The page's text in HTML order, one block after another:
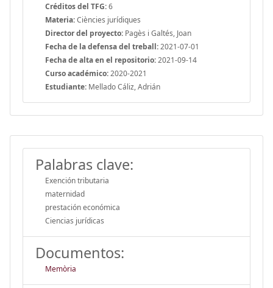
Créditos del TFG:6
Materia:Ciències jurídiques
Director del proyecto: Pagès i Galtés, Joan
Fecha de la defensa del treball:2021-07-01
Fecha de alta en el repositorio:2021-09-14
Curso académico:2020-2021
Estudiante: Mellado Cáliz, Adrián
Palabras clave:
Exención tributaria
maternidad
prestación económica
Ciencias jurídicas
Documentos:
Memòria